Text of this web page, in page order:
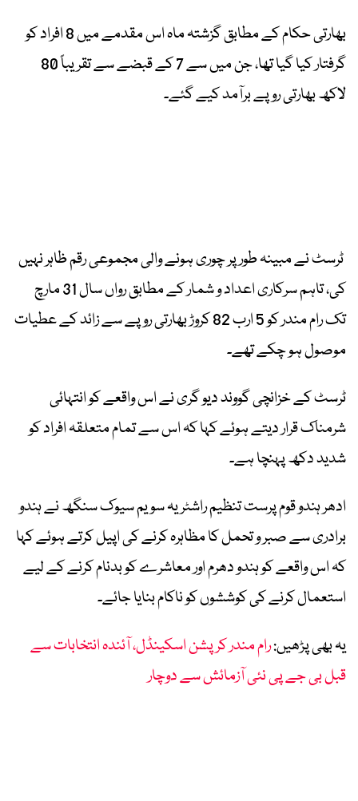
بھارتی حکام کے مطابق گزشتہ ماہ اس مقدمے میں 8 افراد کو
گرفتار کیا گیا تھا، جن میں سے 7 کے قبضے سے تقریباً 80
لاکھ بھارتی روپے برآمد کیے گئے۔
ٹرسٹ نے مبینہ طور پر چوری ہونے والی مجموعی رقم ظاہر نہیں
کی، تاہم سرکاری اعداد و شمار کے مطابق رواں سال 31 مارچ
تک رام مندر کو 5 ارب 82 کروڑ بھارتی روپے سے زائد کے عطیات
موصول ہو چکے تھے۔
ٹرسٹ کے خزانچی گووند دیو گری نے اس واقعے کو انتہائی
شرمناک قرار دیتے ہوئے کہا کہ اس سے تمام متعلقہ افراد کو
شدید دکھ پہنچا ہے۔
ادھر ہندو قوم پرست تنظیم راشٹریہ سویم سیوک سنگھ نے ہندو
برادری سے صبر و تحمل کا مظاہرہ کرنے کی اپیل کرتے ہوئے کہا
کہ اس واقعے کو ہندو دھرم اور معاشرے کو بدنام کرنے کے لیے
استعمال کرنے کی کوششوں کو ناکام بنایا جائے۔
یہ بھی پڑھیں:رام مندر کرپشن اسکینڈل، آئندہ انتخابات سے
قبل بی جے پی نئی آزمائش سے دوچار